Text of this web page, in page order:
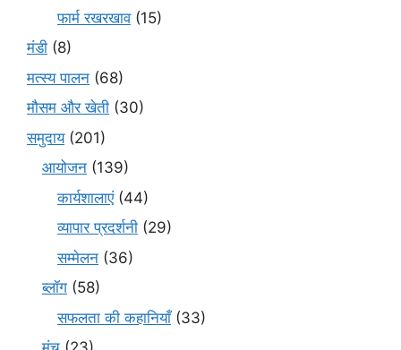
फार्म रखरखाव(15)
मंडी (8)
मत्स्य पालन (68)
मौसम और खेती (30)
समुदाय(201)
आयोजन (139)
कार्यशालाएं(44)
व्यापार प्रदर्शनी (29)
सम्मेलन (36)
ब्लॉग (58)
सफलता की कहानियाँ(33)